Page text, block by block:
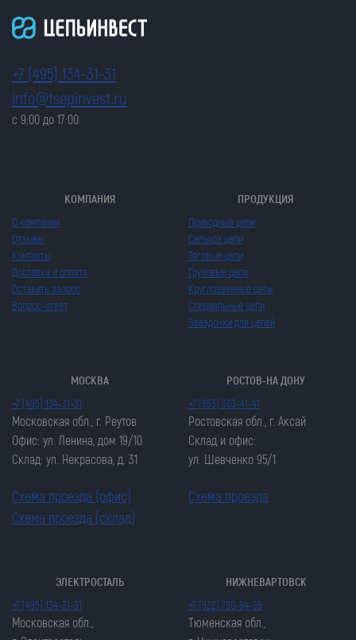
+7 (495) 134-31-31
info@tsepinvest.ru
с 9:00 до 17:00
КОМПАНИЯ
О компании
Отзывы
Контакты
Доставка и оплата
Оставить запрос
Вопрос-ответ
ПРОДУКЦИЯ
Приводные цепи
Сельхоз цепи
Тяговые цепи
Грузовые цепи
Круглозвенные цепи
Специальные цепи
Звездочки для цепей
МОСКВА
+7 (495) 134-31-31
Московская обл., г. Реутов
Офис: ул. Ленина, дом 19/10
Склад: ул. Некрасова, д. 31
Схема проезда (офис)
Схема проезда (склад)
РОСТОВ-НА ДОНУ
+7 (863) 303-41-41
Ростовская обл., г. Аксай
Склад и офис:
ул. Шевченко 95/1
Схема проезда
ЭЛЕКТРОСТАЛЬ
+7 (495) 134-31-31
Московская обл.,
НИЖНЕВАРТОВСК
+7 (922) 790-94-99
Тюменская обл.,
Закрыть попап
ОСТАВИТЬ ЗАЯВКУ
Закрыть попап
ОСТАВИТЬ ЗАЯВКУ
Закрыть попап